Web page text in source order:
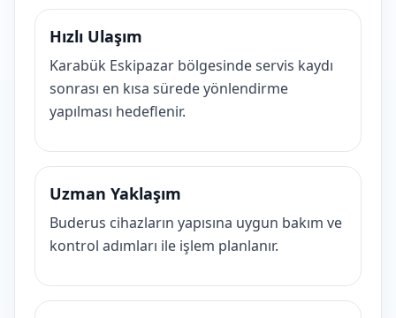
Hızlı Ulaşım
Karabük Eskipazar bölgesinde servis kaydı
sonrası en kısa sürede yönlendirme
yapılması hedeflenir.
Uzman Yaklaşım
Buderus cihazların yapısına uygun bakım ve
kontrol adımları ile işlem planlanır.